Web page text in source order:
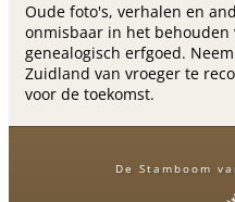
Oude foto's, verhalen en
onmisbaar in het behouden
genealogisch erfgoed.
Zuidland van vroeger te
voor de toekomst.
De Stamboom